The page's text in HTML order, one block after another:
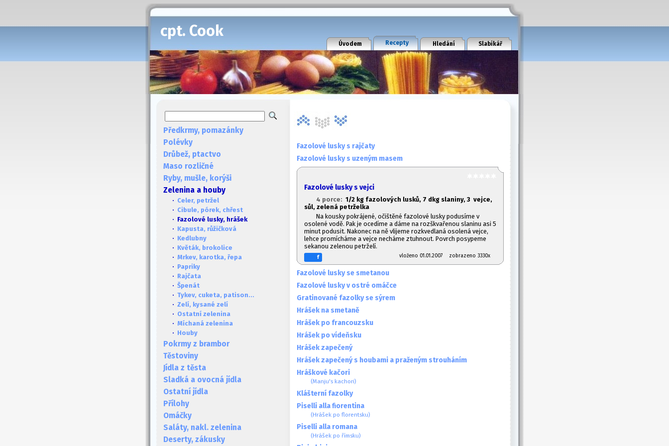
cpt. Cook
Úvodem Recepty Hledání Slabikář
Předkrmy, pomazánky
Polévky
Drůbež, ptactvo
Maso rozličné
Ryby, mušle, korýši
Zelenina a houby
· Celer, petržel
· Cibule, pórek, chřest
· Fazolové lusky, hrášek
· Kapusta, růžičková
· Kedlubny
· Květák, brokolice
· Mrkev, karotka, řepa
· Papriky
· Rajčata
· Špenát
· Tykev, cuketa, patison...
· Zelí, kysané zelí
· Ostatní zelenina
· Míchaná zelenina
· Houby
Pokrmy z brambor
Těstoviny
Jídla z těsta
Sladká a ovocná jídla
Ostatní jídla
Přílohy
Omáčky
Saláty, nakl. zelenina
Deserty, zákusky
Fazolové lusky s rajčaty
Fazolové lusky s uzeným masem
Fazolové lusky s vejci
4 porce: 1/2 kg fazolových lusků, 7 dkg slaniny, 3 vejce,
sůl, zelená petrželka
Na kousky pokrájené, očištěné fazolové lusky podusíme v
osolené vodě. Pak je ocedíme a dáme na rozškvařenou slaninu asi 5
minut podusit. Nakonec na ně vlijeme rozkvedlaná osolená vejce,
lehce promícháme a vejce necháme ztuhnout. Povrch posypeme
sekanou zelenou petrželí.
f vloženo 01.01.2007 zobrazeno 3330x
Fazolové lusky se smetanou
Fazolové lusky v ostré omáčce
Gratinované fazolky se sýrem
Hrášek na smetaně
Hrášek po francouzsku
Hrášek po vídeňsku
Hrášek zapečený
Hrášek zapečený s houbami a praženým strouháním
Hráškové kačori
(Manju's kachori)
Klášterní fazolky
Piselli alla fiorentina
(Hrášek po florentsku)
Piselli alla romana
(Hrášek po římsku)